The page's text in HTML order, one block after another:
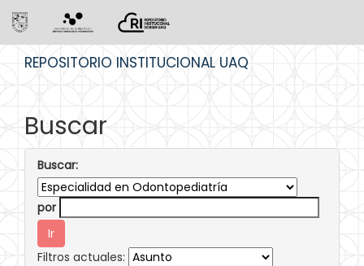
REPOSITORIO INSTITUCIONAL UAQ
Buscar
Buscar:
por
Filtros actuales: